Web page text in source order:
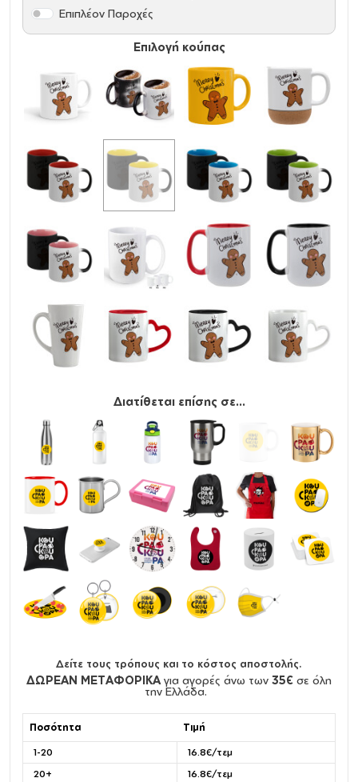
Επιλογή κούπας
Επιπλέον Παροχές
Διατίθεται επίσης σε...
Δείτε τους τρόπους και το κόστος αποστολής.
ΔΩΡΕΑΝ ΜΕΤΑΦΟΡΙΚΑ για αγορές άνω των 35€ σε όλη
την Ελλάδα.
Ποσότητα Τιμή
1-20
16.8€/τεμ
20+
16.8€/τεμ